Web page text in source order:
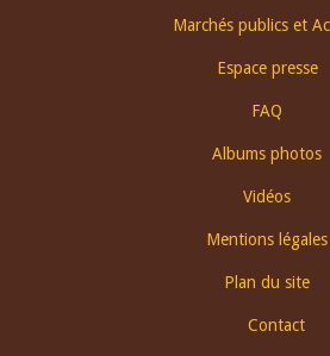
Marchés publics et
Espace presse
FAQ
Albums photos
Vidéos
Mentions légales
Plan du site
Contact